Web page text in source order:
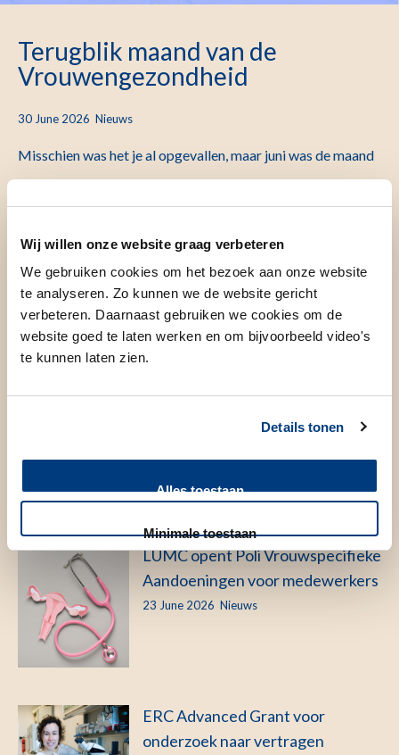
Wij willen onze website graag verbeteren
We gebruiken cookies om het bezoek aan onze website
te analyseren. Zo kunnen we de website gericht
verbeteren. Daarnaast gebruiken we cookies om de
website goed te laten werken en om bijvoorbeeld video's
te kunnen laten zien.
Details tonen
Alles toestaan
Minimale toestaan
Terugblik maand van de
Vrouwengezondheid
30 June 2026 Nieuws
Misschien was het je al opgevallen, maar juni was de maand
van de vrouwengezondheid in het LUMC. Tijdens deze
praktijk, wetenschap en zorg. In dit artikel kun je alles nog
eens rustig teruglezen en -kijken.
Vrouwengezondheid | Waarom is
er zo weinig bekend over
LUMC opent Poli Vrouwspecifieke
Aandoeningen voor medewerkers
23 June 2026 Nieuws
ERC Advanced Grant voor
onderzoek naar vertragen